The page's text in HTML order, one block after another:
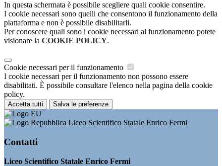
In questa schermata è possibile scegliere quali cookie consentire.
I cookie necessari sono quelli che consentono il funzionamento della
piattaforma e non è possibile disabilitarli.
Per conoscere quali sono i cookie necessari al funzionamento potete
visionare la COOKIE POLICY.
Cookie necessari per il funzionamento
I cookie necessari per il funzionamento non possono essere
disabilitati. È possibile consultare l'elenco nella pagina della cookie
policy.
Accetta tutti Salva le preferenze
Liceo Scientifico Statale Enrico Fermi
Contatti
Liceo Scientifico Statale Enrico Fermi